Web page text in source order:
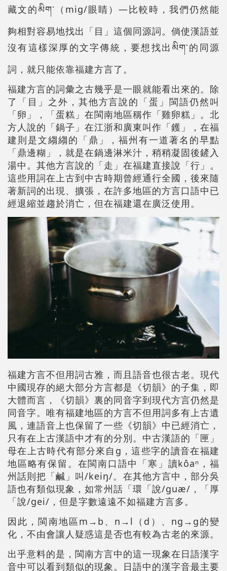
藏文的མིག་（mig/眼睛）—比較時，我們仍然能
夠相對容易地找出「目」這個同源詞。倘使漢語並
沒有這樣深厚的文字傳統，要想找出མིག་的同源
詞，就只能依靠福建方言了。
福建方言的詞彙之古幾乎是一眼就能看出來的。除
了「目」之外，其他方言說的「蛋」閩語仍然叫
「卵」，「蛋糕」在閩南地區稱作「雞卵糕」。北
方人說的「鍋子」在江浙和廣東叫作「鑊」，在福
建則是文縐縐的「鼎」，福州有一道著名的早點
「鼎邊糊」，就是在鍋邊淋米汁，稍稍凝固後鏟入
湯中。其他方言說的「走」在福建直接說「行」。
這些用詞在上古到中古時期曾經通行全國，後來隨
著新詞的出現、擴張，在許多地區的方言口語中已
經退縮並趨於消亡，但在福建還在廣泛使用。
福建方言不但用詞古雅，而且語音也很古老。現代
中國現存的絕大部分方言都是《切韻》的子集，即
大體而言，《切韻》裏的同音字到現代方言仍然是
同音字。唯有福建地區的方言不但用詞多有上古遺
風，連語音上也保留了一些《切韻》中已經消亡，
只有在上古漢語中才有的分別。中古漢語的「匣」
母在上古時代有部分來自g，這些字的讀音在福建
地區略有保留。在閩南口語中「寒」讀kôaⁿ，福
州話則把「鹹」叫/keiŋ/。在其他方言中，部分吳
語也有類似現象，如常州話「環「說/guæ/，「厚
「說/gei/，但是字數遠遠不如福建方言多。
因此，閩南地區m→b、n→l（d）、ng→g的變
化，不由會讓人疑惑這是否也有較為古老的來源。
出乎意料的是，閩南方言中的這一現象在日語漢字
音中可以看到類似的現象。日語中的漢字音最主要